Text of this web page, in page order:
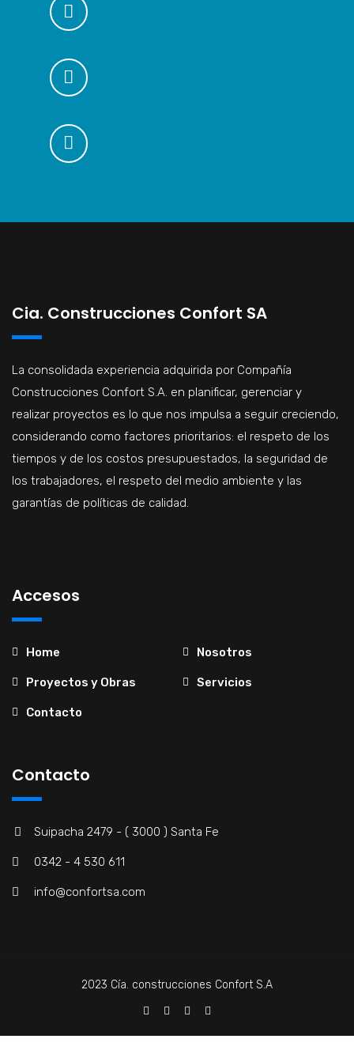
Cia. Construcciones Confort SA
La consolidada experiencia adquirida por Compañía
Construcciones Confort S.A. en planificar, gerenciar y
realizar proyectos es lo que nos impulsa a seguir creciendo,
considerando como factores prioritarios: el respeto de los
tiempos y de los costos presupuestados, la seguridad de
los trabajadores, el respeto del medio ambiente y las
garantías de políticas de calidad.
Accesos
Home Nosotros
Proyectos y Obras Servicios
Contacto
Contacto
Suipacha 2479 - ( 3000 ) Santa Fe
0342 - 4 530 611
info@confortsa.com
2023 Cía. construcciones Confort S.A